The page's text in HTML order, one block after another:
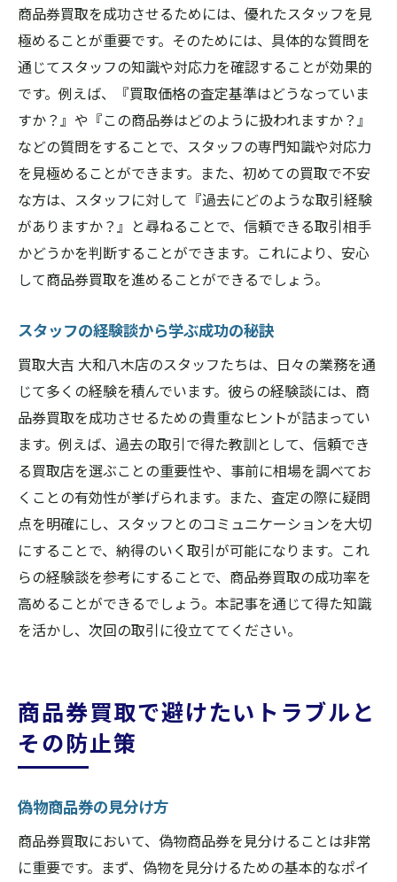
商品券買取を成功させるためには、優れたスタッフを見
極めることが重要です。そのためには、具体的な質問を
通じてスタッフの知識や対応力を確認することが効果的
です。例えば、『買取価格の査定基準はどうなっていま
すか？』や『この商品券はどのように扱われますか？』
などの質問をすることで、スタッフの専門知識や対応力
を見極めることができます。また、初めての買取で不安
な方は、スタッフに対して『過去にどのような取引経験
がありますか？』と尋ねることで、信頼できる取引相手
かどうかを判断することができます。これにより、安心
して商品券買取を進めることができるでしょう。
スタッフの経験談から学ぶ成功の秘訣
買取大吉 大和八木店のスタッフたちは、日々の業務を通
じて多くの経験を積んでいます。彼らの経験談には、商
品券買取を成功させるための貴重なヒントが詰まってい
ます。例えば、過去の取引で得た教訓として、信頼でき
る買取店を選ぶことの重要性や、事前に相場を調べてお
くことの有効性が挙げられます。また、査定の際に疑問
点を明確にし、スタッフとのコミュニケーションを大切
にすることで、納得のいく取引が可能になります。これ
らの経験談を参考にすることで、商品券買取の成功率を
高めることができるでしょう。本記事を通じて得た知識
を活かし、次回の取引に役立ててください。
商品券買取で避けたいトラブルと
その防止策
偽物商品券の見分け方
商品券買取において、偽物商品券を見分けることは非常
に重要です。まず、偽物を見分けるための基本的なポイ